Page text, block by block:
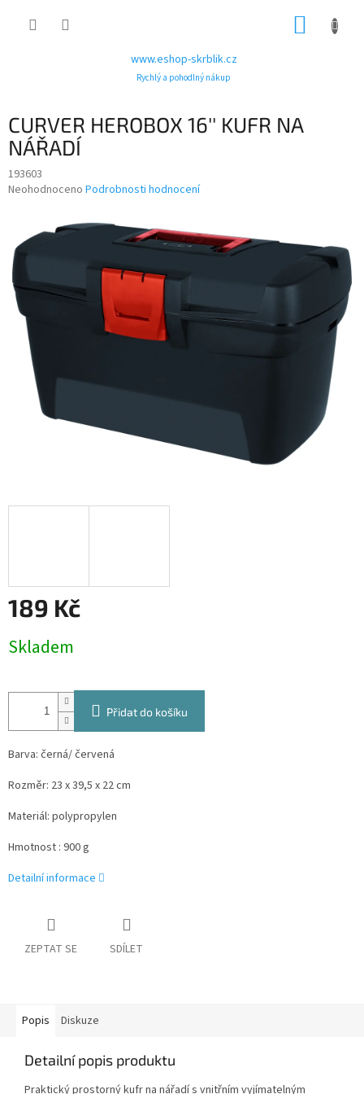
www.eshop-skrblik.cz
Rychlý a pohodlný nákup
CURVER HEROBOX 16'' KUFR NA
NÁŘADÍ
193603
Průměrné
0,0
z
5
hvězdiček.
Neohodnoceno Podrobnosti hodnocení
189 Kč
cena:
Skladem
Přidat do košíku
Barva: černá/ červená
Rozměr: 23 x 39,5 x 22 cm
Materiál: polypropylen
Hmotnost : 900 g
Detailní informace
ZEPTAT SE SDÍLET
Popis Diskuze
Detailní popis produktu
Praktický prostorný kufr na nářadí s vnitřním vyjímatelným